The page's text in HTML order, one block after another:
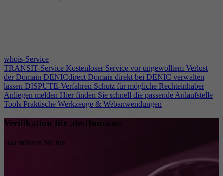
whois-Service
TRANSIT-Service Kostenloser Service vor ungewolltem Verlust
der Domain DENICdirect Domain direkt bei DENIC verwalten
lassen DISPUTE-Verfahren Schutz für mögliche Rechteinhaber
Anliegen melden Hier finden Sie schnell die passende Anlaufstelle
Tools Praktische Werkzeuge & Webanwendungen
Verifikation für .de-Domains
Das müssen Sie tun